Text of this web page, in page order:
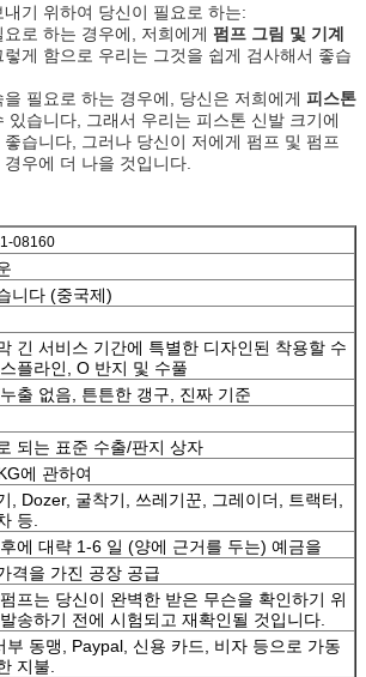
기 위하여 당신이 필요로 하는:
로 하는 경우에, 저희에게 펌프 그림 및 기계
렇게 함으로 우리는 그것을 쉽게 검사해서 좋습
필요로 하는 경우에, 당신은 저희에게 피스톤
있습니다, 그래서 우리는 피스톤 신발 크기에
습니다, 그러나 당신이 저에게 펌프 및 펌프
우에 더 나을 것입니다.
08160
니다 (중국제)
긴 서비스 기간에 특별한 디자인된 착용할 수
플라인, O 반지 및 수풀
출 없음, 튼튼한 갱구, 진짜 기준
되는 표준 수출/판지 상자
에 관하여
, Dozer, 굴착기, 쓰레기꾼, 그레이더, 트랙터,
등.
에 대략 1-6 일 (양에 근거를 두는) 예금을
격을 가진 공장 공급
프는 당신이 완벽한 받은 무슨을 확인하기 위
송하기 전에 시험되고 재확인될 것입니다.
부 동맹, Paypal, 신용 카드, 비자 등으로 가동
지불.